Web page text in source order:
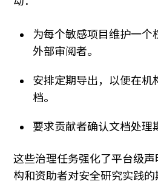
为每个敏感项目维护一个
外部审阅者。
安排定期导出，以便在机
档。
要求贡献者确认文档处理
这些治理任务强化了平台级
构和资助者对安全研究实践的